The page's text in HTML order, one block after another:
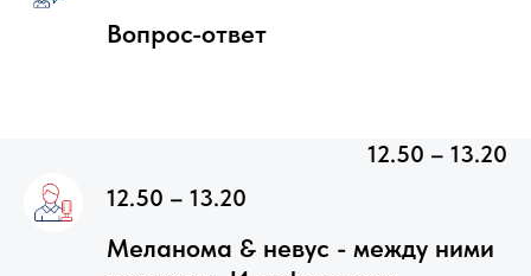
Вопрос-ответ
12.50 – 13.20
12.50 – 13.20
Меланома & невус - между ними